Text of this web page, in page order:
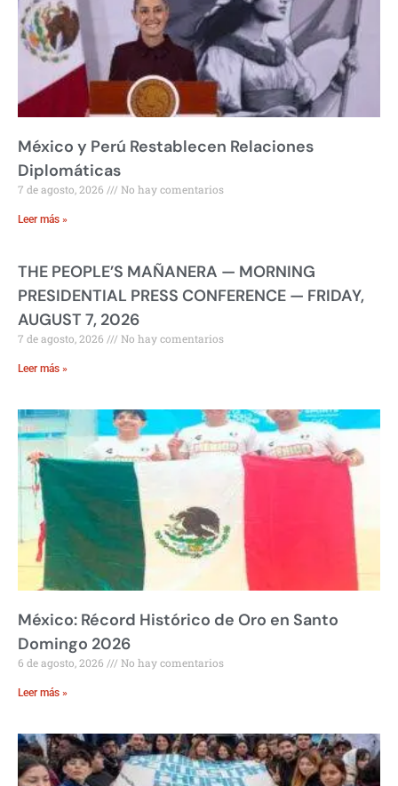
México y Perú Restablecen Relaciones
Diplomáticas
7 de agosto, 2026 No hay comentarios
Leer más »
THE PEOPLE’S MAÑANERA — MORNING
PRESIDENTIAL PRESS CONFERENCE — FRIDAY,
AUGUST 7, 2026
7 de agosto, 2026 No hay comentarios
Leer más »
México: Récord Histórico de Oro en Santo
Domingo 2026
6 de agosto, 2026 No hay comentarios
Leer más »